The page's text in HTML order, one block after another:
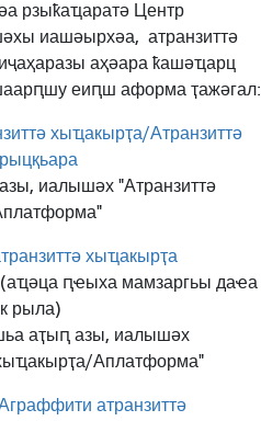
рзыҟаҵаратә Центр
иашәырхәа, атранзиттә
аҳәара ҟашәҵарц
еиԥш аформа ҭажәгал:
хыҵакырҭа/Атранзиттә
иалышәх "Атранзиттә
хыҵакырҭа
ԥҽыха мамзаргьы даҽа
рыла)
аҭыԥ азы, иалышәх
Аплатформа"
атранзиттә